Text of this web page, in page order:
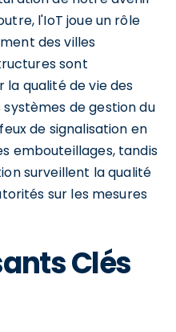
l'IoT joue un rôle
des villes
sont
qualité de vie des
de gestion du
de signalisation en
embouteillages, tandis
surveillent la qualité
sur les mesures
Clés